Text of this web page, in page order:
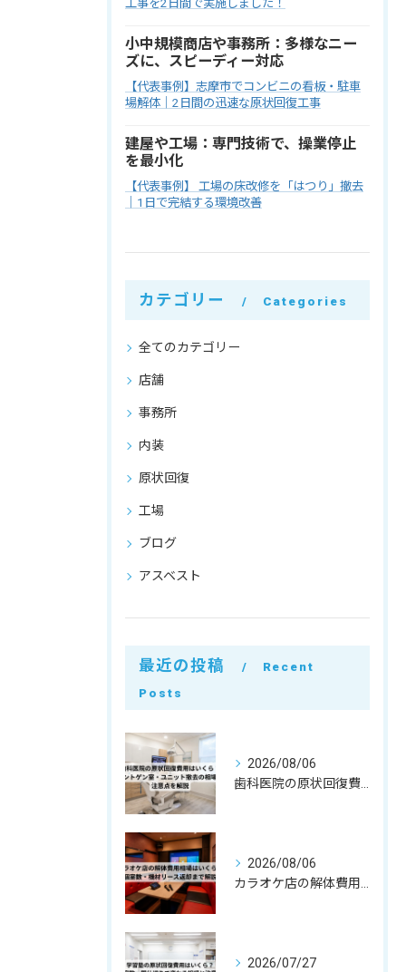
工事を2日間で実施しました！
小中規模商店や事務所：多様なニー
ズに、スピーディー対応
【代表事例】志摩市でコンビニの看板・駐車
場解体｜2日間の迅速な原状回復工事
建屋や工場：専門技術で、操業停止
を最小化
【代表事例】 工場の床改修を「はつり」撤去
｜1日で完結する環境改善
カテゴリー Categories
全てのカテゴリー
店舗
事務所
内装
原状回復
工場
ブログ
アスベスト
最近の投稿
Recent
Posts
2026/08/06
2026/08/06
2026/07/27